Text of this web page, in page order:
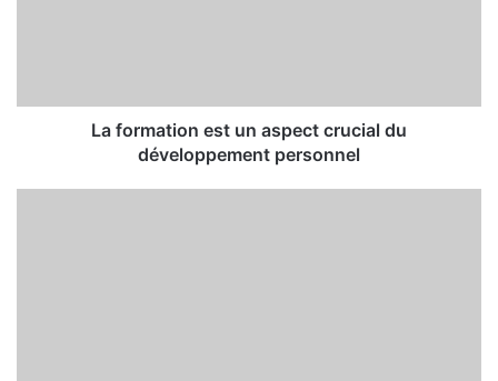
La formation est un aspect crucial du
développement personnel